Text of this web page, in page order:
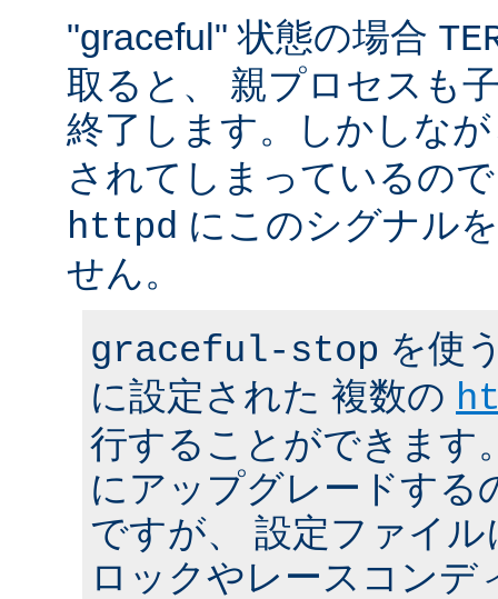
"graceful" 状態の場合
取ると、 親プロセスも
終了します。しかしな
されてしまっているの
httpd にこのシグナル
せん。
graceful-stop を使
に設定された 複数の
行することができます
にアップグレードする
ですが、 設定ファイ
ロックやレースコンデ